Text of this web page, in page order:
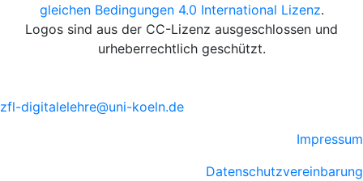
gleichen Bedingungen 4.0 International Lizenz.
Logos sind aus der CC-Lizenz ausgeschlossen und
urheberrechtlich geschützt.
zfl-digitalelehre@uni-koeln.de
Impressum
Datenschutzvereinbarung